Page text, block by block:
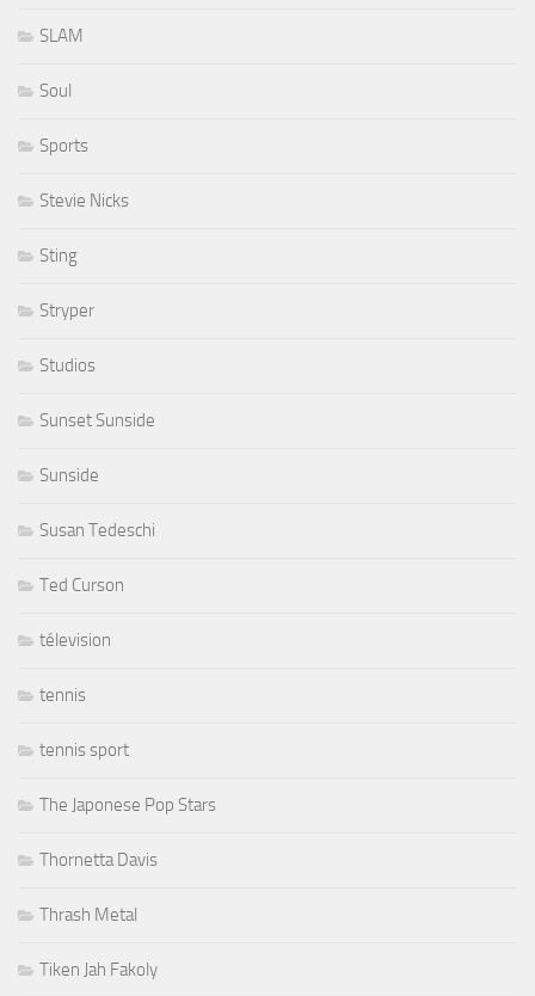
SLAM
Soul
Sports
Stevie Nicks
Sting
Stryper
Studios
Sunset Sunside
Sunside
Susan Tedeschi
Ted Curson
télevision
tennis
tennis sport
The Japonese Pop Stars
Thornetta Davis
Thrash Metal
Tiken Jah Fakoly